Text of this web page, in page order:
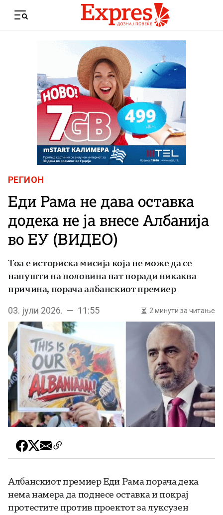
Menu
РЕГИОН
Еди Рама не дава оставка
додека не ја внесе Албанија
во ЕУ (ВИДЕО)
Тоа е историска мисија која не може да се
напушти на половина пат поради никаква
причина, порача албанскиот премиер
03. јули 2026. — 11:55 2 минути за читање
Албанскиот премиер Еди Рама порача дека
нема намера да поднесе оставка и покрај
протестите против проектот за луксузен